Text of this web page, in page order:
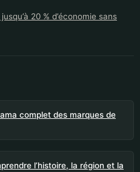
20 % d’économie sans
complet des marques de
l’histoire, la région et la